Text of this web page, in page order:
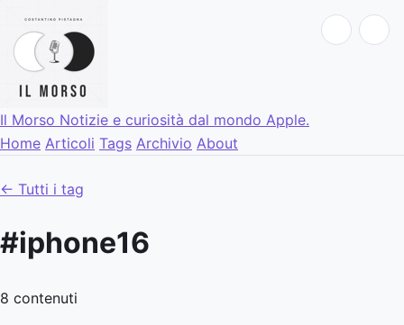
Il Morso Notizie e curiosità dal mondo Apple.
Home Articoli Tags Archivio About
← Tutti i tag
#iphone16
8 contenuti